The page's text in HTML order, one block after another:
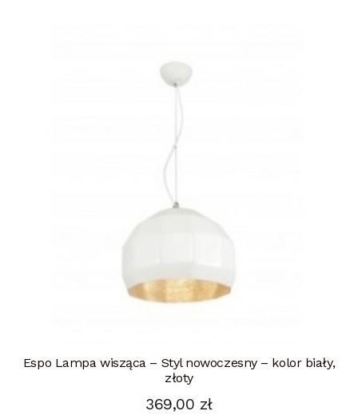
Espo Lampa wisząca – Styl nowoczesny – kolor biały,
złoty
369,00 zł